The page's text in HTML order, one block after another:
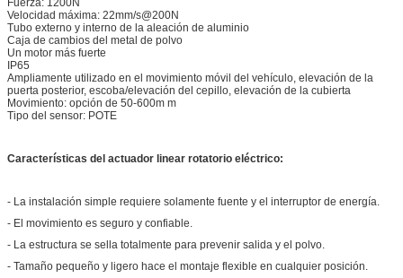
Fuerza: 1200N
Velocidad máxima: 22mm/s@200N
Tubo externo y interno de la aleación de aluminio
Caja de cambios del metal de polvo
Un motor más fuerte
IP65
Ampliamente utilizado en el movimiento móvil del vehículo, elevación de la
puerta posterior, escoba/elevación del cepillo, elevación de la cubierta
Movimiento: opción de 50-600m m
Tipo del sensor: POTE
Características del actuador linear rotatorio eléctrico:
- La instalación simple requiere solamente fuente y el interruptor de energía.
- El movimiento es seguro y confiable.
- La estructura se sella totalmente para prevenir salida y el polvo.
- Tamaño pequeño y ligero hace el montaje flexible en cualquier posición.